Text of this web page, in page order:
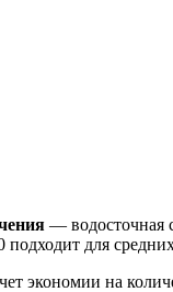
— водосточная
подходит для
экономии на